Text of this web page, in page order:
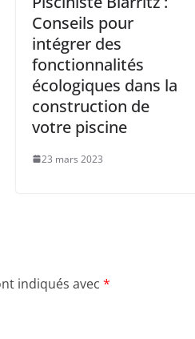
Conseils pour
intégrer des
fonctionnalités
écologiques dans la
construction de
votre piscine
23 mars 2023
indiqués avec *